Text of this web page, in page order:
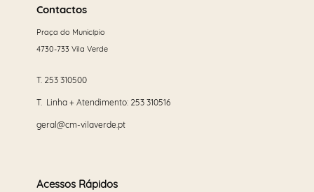
maisContactos
Praça do Município
4730-733 Vila Verde
T. 253 310500
T. Linha + Atendimento: 253 310516
geral@cm-vilaverde.pt
Acessos Rápidos